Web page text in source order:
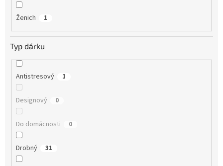
Ženich 1
Typ dárku
Antistresový 1
Designový 0
Do domácnosti 0
Drobný 31